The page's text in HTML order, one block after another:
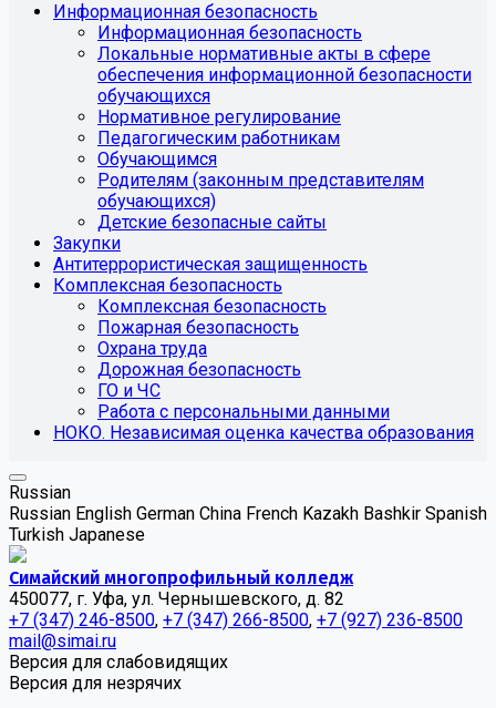
Информационная безопасность
Информационная безопасность
Локальные нормативные акты в сфере
обеспечения информационной безопасности
обучающихся
Нормативное регулирование
Педагогическим работникам
Обучающимся
Родителям (законным представителям
обучающихся)
Детские безопасные сайты
Закупки
Антитеррористическая защищенность
Комплексная безопасность
Комплексная безопасность
Пожарная безопасность
Охрана труда
Дорожная безопасность
ГО и ЧС
Работа с персональными данными
НОКО. Независимая оценка качества образования
Russian
Russian English German China French Kazakh Bashkir Spanish
Turkish Japanese
Симайский многопрофильный колледж
450077, г. Уфа, ул. Чернышевского, д. 82
+7 (347) 246-8500, +7 (347) 266-8500, +7 (927) 236-8500
mail@simai.ru
Версия для слабовидящих
Версия для незрячих